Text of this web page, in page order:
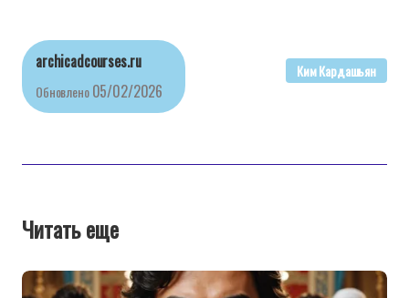
archicadcourses.ru
Обновлено 05/02/2026
Ким Кардашьян
Читать еще